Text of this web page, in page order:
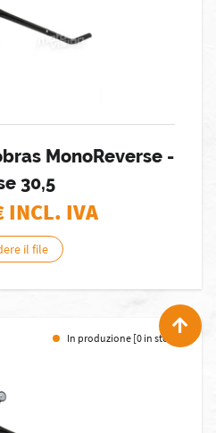
MonoReverse -
30,5
INCL. IVA
il file
In produzione [0 in stock]